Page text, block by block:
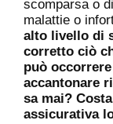
scomparsa o
malattie o
alto livello di
corretto ciò
può
accantonare
sa mai?
assicurativa